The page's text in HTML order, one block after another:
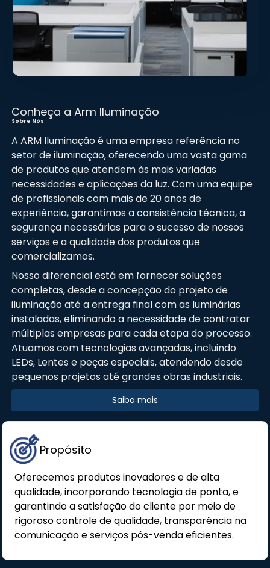
Conheça a Arm Iluminação
Sobre Nós
A ARM Iluminação é uma empresa referência no
setor de iluminação, oferecendo uma vasta gama
de produtos que atendem às mais variadas
necessidades e aplicações da luz. Com uma equipe
de profissionais com mais de 20 anos de
experiência, garantimos a consistência técnica, a
segurança necessárias para o sucesso de nossos
serviços e a qualidade dos produtos que
comercializamos.
Nosso diferencial está em fornecer soluções
completas, desde a concepção do projeto de
iluminação até a entrega final com as luminárias
instaladas, eliminando a necessidade de contratar
múltiplas empresas para cada etapa do processo.
Atuamos com tecnologias avançadas, incluindo
LEDs, Lentes e peças especiais, atendendo desde
pequenos projetos até grandes obras industriais.
Saiba mais
Propósito
Oferecemos produtos inovadores e de alta
qualidade, incorporando tecnologia de ponta, e
garantindo a satisfação do cliente por meio de
rigoroso controle de qualidade, transparência na
comunicação e serviços pós-venda eficientes.